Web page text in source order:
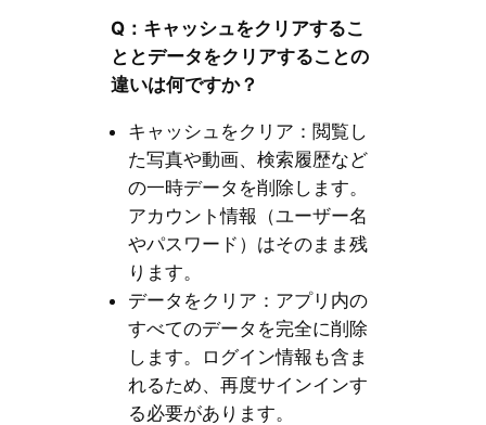
Q：キャッシュをクリアするこ
ととデータをクリアすることの
違いは何ですか？
キャッシュをクリア：閲覧し
た写真や動画、検索履歴など
の一時データを削除します。
アカウント情報（ユーザー名
やパスワード）はそのまま残
ります。
データをクリア：アプリ内の
すべてのデータを完全に削除
します。ログイン情報も含ま
れるため、再度サインインす
る必要があります。